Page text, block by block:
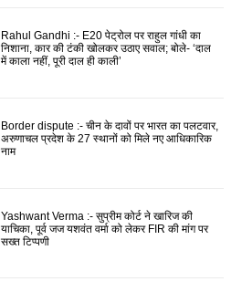
Rahul Gandhi :- E20 पेट्रोल पर राहुल गांधी का
निशाना, कार की टंकी खोलकर उठाए सवाल; बोले- ‘दाल
में काला नहीं, पूरी दाल ही काली’
Border dispute :- चीन के दावों पर भारत का पलटवार,
अरुणाचल प्रदेश के 27 स्थानों को मिले नए आधिकारिक
नाम
Yashwant Verma :- सुप्रीम कोर्ट ने खारिज की
याचिका, पूर्व जज यशवंत वर्मा को लेकर FIR की मांग पर
सख्त टिप्पणी